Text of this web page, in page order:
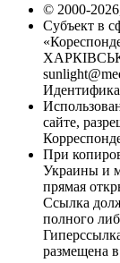
© 2000-
Субъект в
сайте,
При
Украины и
прямая
Ссылка
полного
размещена